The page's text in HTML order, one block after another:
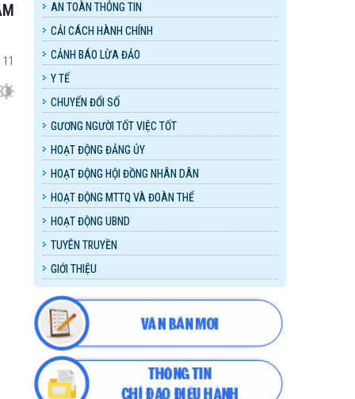
11
AN TOÀN THÔNG TIN
CẢI CÁCH HÀNH CHÍNH
CẢNH BÁO LỪA ĐẢO
Y TẾ
CHUYỂN ĐỔI SỐ
GƯƠNG NGƯỜI TỐT VIỆC TỐT
HOẠT ĐỘNG ĐẢNG ỦY
HOẠT ĐỘNG HỘI ĐỒNG NHÂN DÂN
HOẠT ĐỘNG MTTQ VÀ ĐOÀN THỂ
HOẠT ĐỘNG UBND
TUYÊN TRUYỀN
GIỚI THIỆU